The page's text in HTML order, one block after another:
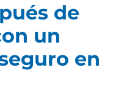
de
un
en